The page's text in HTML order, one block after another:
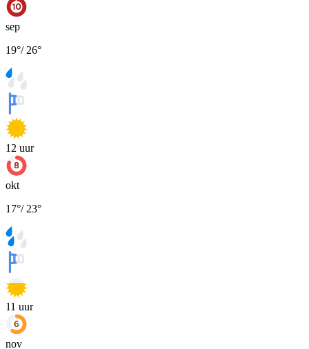
sep
19°/ 26°
12 uur
okt
17°/ 23°
11 uur
nov